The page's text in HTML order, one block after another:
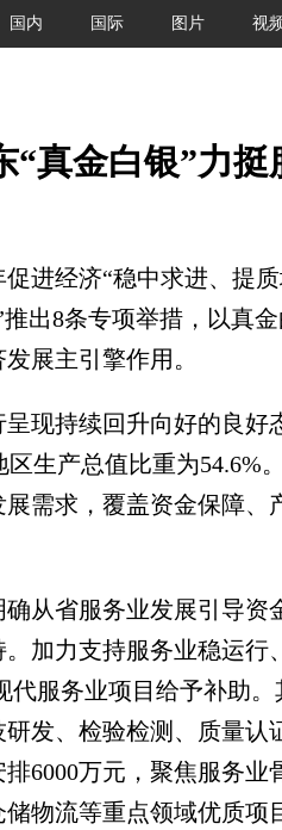
国内 国际 图片 视
“真金白银”力挺
经济“稳中求进、提质
出8条专项举措，以真
展主引擎作用。
现持续回升向好的良好
生产总值比重为54.6%
需求，覆盖资金保障、
省服务业发展引导资
加力支持服务业稳运行
代服务业项目给予补助
发、检验检测、质量认
6000万元，聚焦服务业
物流等重点领域优质项